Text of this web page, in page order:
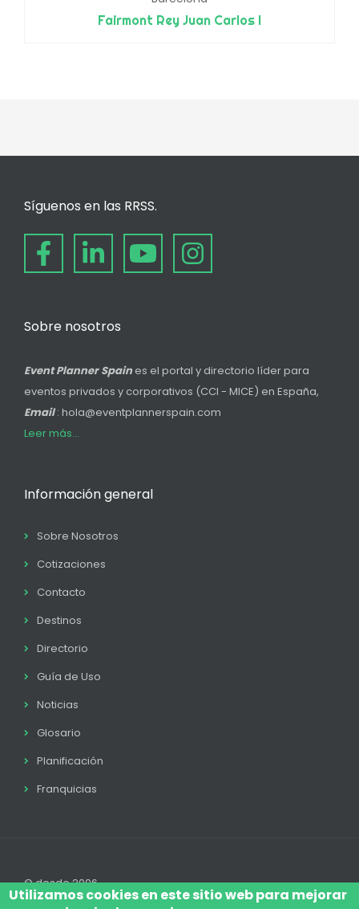
Fairmont Rey Juan Carlos I
Síguenos en las RRSS.
Sobre nosotros
Event Planner Spain es el portal y directorio líder para
eventos privados y corporativos (CCI - MICE) en España,
Email: hola@eventplannerspain.com
Leer más...
Información general
Sobre Nosotros
Cotizaciones
Contacto
Destinos
Directorio
Guía de Uso
Noticias
Glosario
Planificación
Franquicias
© desde 2006
Utilizamos cookies en este sitio web para mejorar